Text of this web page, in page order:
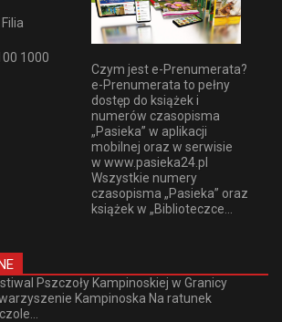
1000
Czym jest e-Prenumerata?
e-Prenumerata to pełny
dostęp do książek i
numerów czasopisma
„Pasieka” w aplikacji
mobilnej oraz w serwisie
w www.pasieka24.pl
Wszystkie numery
czasopisma „Pasieka” oraz
książek w „Biblioteczce...
Pszczoły Kampinoskiej w Granicy
Kampinoska Na ratunek